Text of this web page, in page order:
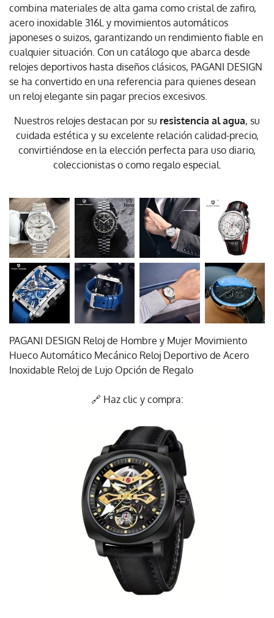
combina materiales de alta gama como cristal de zafiro,
acero inoxidable 316L y movimientos automáticos
japoneses o suizos, garantizando un rendimiento fiable en
cualquier situación. Con un catálogo que abarca desde
relojes deportivos hasta diseños clásicos, PAGANI DESIGN
se ha convertido en una referencia para quienes desean
un reloj elegante sin pagar precios excesivos.
Nuestros relojes destacan por su resistencia al agua, su
cuidada estética y su excelente relación calidad-precio,
convirtiéndose en la elección perfecta para uso diario,
coleccionistas o como regalo especial.
PAGANI DESIGN Reloj de Hombre y Mujer Movimiento
Hueco Automático Mecánico Reloj Deportivo de Acero
Inoxidable Reloj de Lujo Opción de Regalo
🔗 Haz clic y compra: